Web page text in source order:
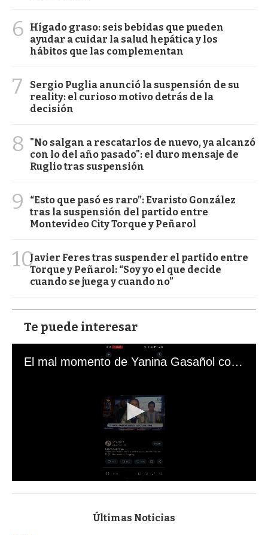
6
Hígado graso: seis bebidas que pueden
ayudar a cuidar la salud hepática y los
hábitos que las complementan
7
Sergio Puglia anunció la suspensión de su
reality: el curioso motivo detrás de la
decisión
8
"No salgan a rescatarlos de nuevo, ya alcanzó
con lo del año pasado": el duro mensaje de
Ruglio tras suspensión
9
“Esto que pasó es raro”: Evaristo González
tras la suspensión del partido entre
Montevideo City Torque y Peñarol
10Javier Feres tras suspender el partido entre
Torque y Peñarol: “Soy yo el que decide
cuando se juega y cuando no”
Te puede interesar
El mal momento de Yanina Gasañol con un hincha argentino en "Subrayado"
s
Últimas Noticias